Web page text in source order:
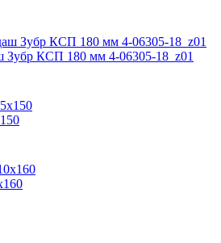
Зубр КСП 180 мм 4-06305-18_z01